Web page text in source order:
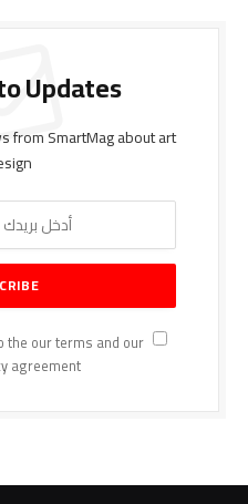
Updates
from SmartMag about art
By signing up, you agree to the our terms and our
agreement.